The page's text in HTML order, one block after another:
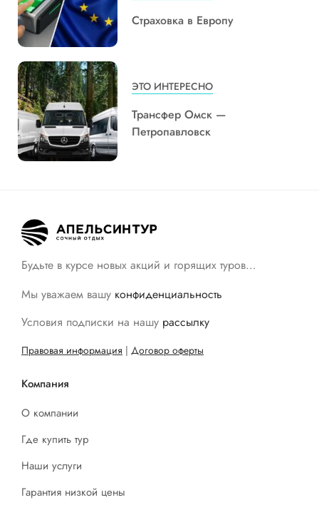
Страховка в Европу
ЭТО ИНТЕРЕСНО
Трансфер Омск —
Петропавловск
Будьте в курсе новых акций и горящих туров…
Мы уважаем вашу конфиденциальность
Условия подписки на нашу рассылку
Правовая информация | Договор оферты
Компания
О компании
Где купить тур
Наши услуги
Гарантия низкой цены